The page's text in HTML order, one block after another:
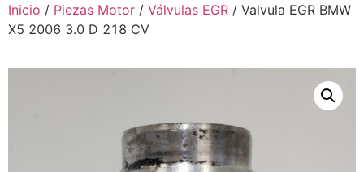
Inicio / Piezas Motor / Válvulas EGR / Valvula EGR BMW
X5 2006 3.0 D 218 CV